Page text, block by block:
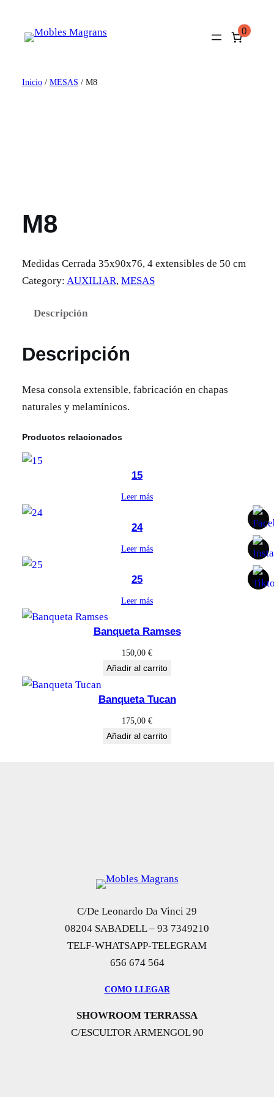
contenido
0
Inicio/ MESAS / M8
M8
Medidas Cerrada 35x90x76, 4 extensibles de 50 cm
Category: AUXILIAR, MESAS
Descripción
Descripción
Mesa consola extensible, fabricación en chapas
naturales y melamínicos.
Productos relacionados
15
Leer más
24
Leer más
25
Leer más
Banqueta Ramses
150,00 €
Añadir al carrito
Banqueta Tucan
175,00 €
Añadir al carrito
C/De Leonardo Da Vinci 29
08204 SABADELL – 93 7349210
TELF-WHATSAPP-TELEGRAM
656 674 564
COMO LLEGAR
SHOWROOM TERRASSA
C/ESCULTOR ARMENGOL 90